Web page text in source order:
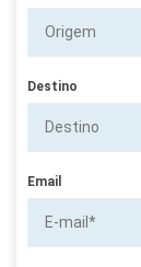
Destino
Email